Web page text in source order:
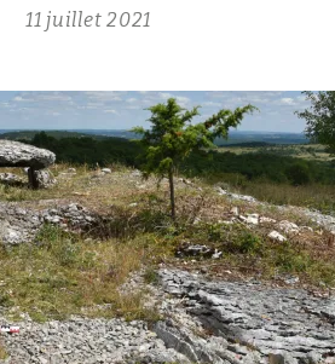
11 juillet 2021